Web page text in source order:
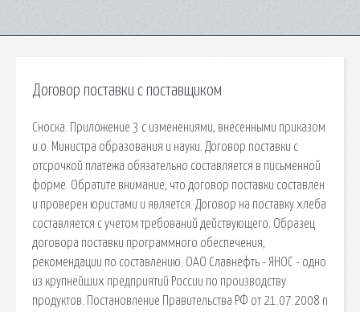
Договор поставки с поставщиком
Сноска. Приложение 3 с изменениями, внесенными приказом
и.о. Министра образования и науки. Договор поставки с
отсрочкой платежа обязательно составляется в письменной
форме. Обратите внимание, что договор поставки составлен
и проверен юристами и является. Договор на поставку хлеба
составляется с учетом требований действующего. Образец
договора поставки программного обеспечения,
рекомендации по составлению. ОАО Славнефть - ЯНОС - одно
из крупнейших предприятий России по производству
продуктов. Постановление Правительства РФ от 21.07.2008 n